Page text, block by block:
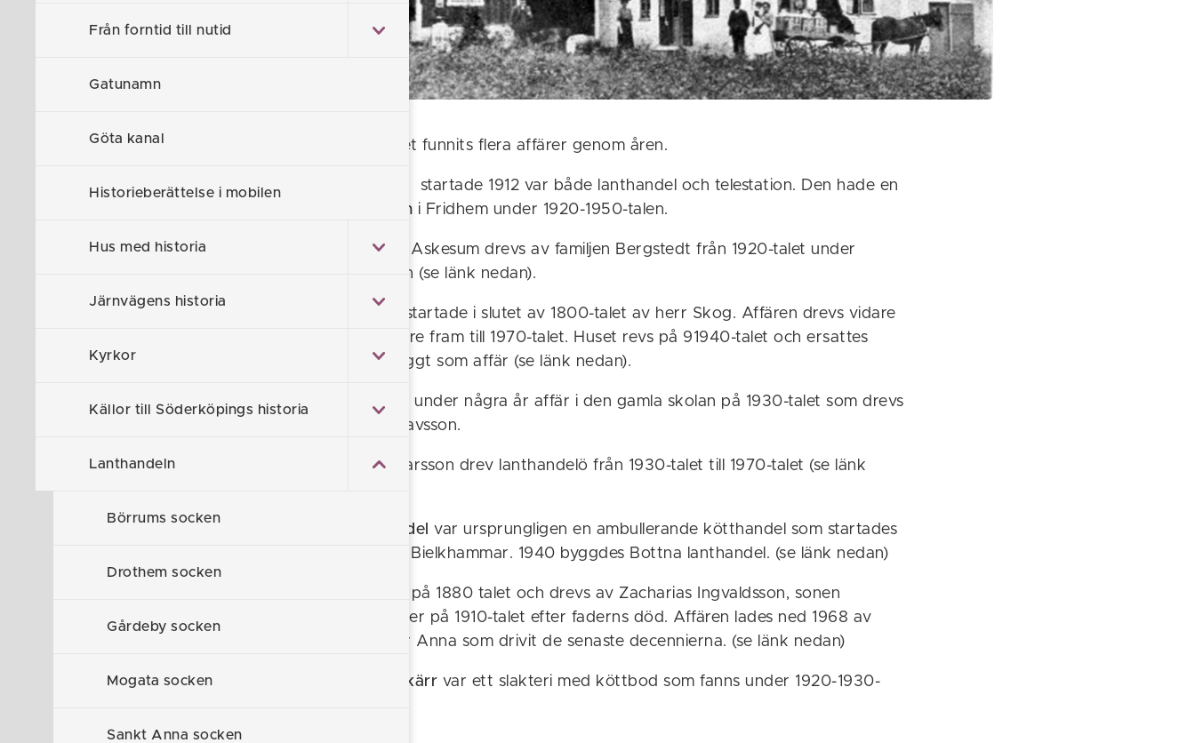
Från forntid till nutid
Gatunamn
Göta kanal
Historieberättelse i mobilen
Hus med historia
Järnvägens historia
Kyrkor
Källor till Söderköpings historia
Lanthandeln
Börrums socken
Drothem socken
Gårdeby socken
Mogata socken
Sankt Anna socken
I Skällvik har det funnits flera affärer genom åren.
startade 1912 var både lanthandel och telestation. Den hade en
Bottnabo'n i Fridhem under 1920-1950-talen.
Solhems affär
i Askesum drevs av familjen Bergstedt från 1920-talet under
några årtionden (se länk nedan).
startade i slutet av 1800-talet av herr Skog. Affären drevs vidare
under olika ägare fram till 1970-talet. Huset revs på 91940-talet och ersattes
med ett hus byggt som affär (se länk nedan).
Bråsätter
fanns under några år affär i den gamla skolan på 1930-talet som drevs
av Gustav Gustavsson.
Robert Larsson drev lanthandelö från 1930-talet till 1970-talet (se länk
Bottna lanthandel var ursprungligen en ambullerande kötthandel som startades
1925 av Hilding Bielkhammar. 1940 byggdes Bottna lanthandel. (se länk nedan)
byggdes på 1880 talet och drevs av Zacharias Ingvaldsson, sonen
Henning tog över på 1910-talet efter faderns död. Affären lades ned 1968 av
hennings dotter Anna som drivit de senaste decennierna. (se länk nedan)
Köttboa i Sänkkärr var ett slakteri med köttbod som fanns under 1920-1930-